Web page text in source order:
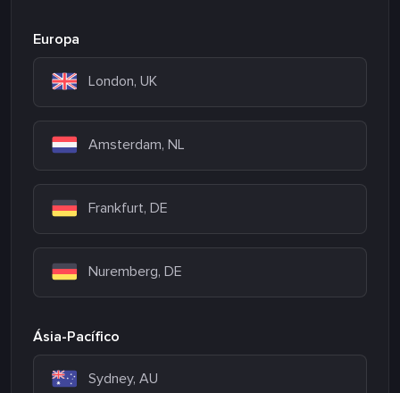
Europa
London, UK
Amsterdam, NL
Frankfurt, DE
Nuremberg, DE
Ásia-Pacífico
Sydney, AU